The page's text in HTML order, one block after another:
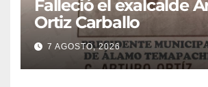
Falleció el exalcalde
Ortiz Carballo
7 AGOSTO, 2026